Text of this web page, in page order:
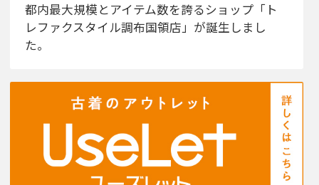
都内最大規模とアイテム数を誇るショップ「ト
レファクスタイル調布国領店」が誕生しまし
た。